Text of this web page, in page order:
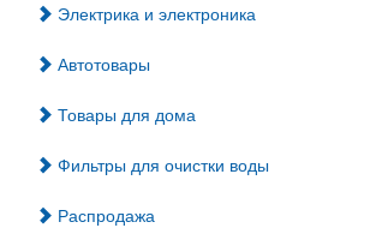
Электрика и электроника
Автотовары
Товары для дома
Фильтры для очистки воды
Распродажа